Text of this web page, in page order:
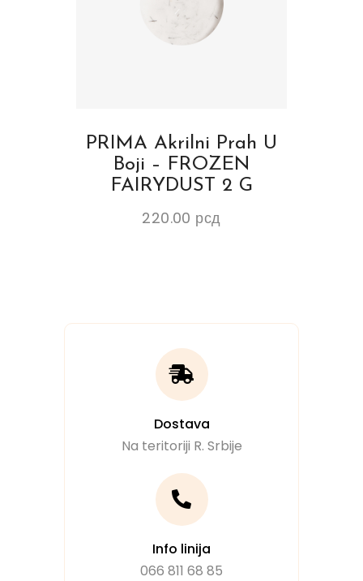
PRIMA Akrilni Prah U
Boji – FROZEN
FAIRYDUST 2 G
220.00 рсд
Dostava
Na teritoriji R. Srbije
Info linija
066 811 68 85